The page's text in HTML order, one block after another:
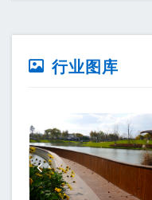
行业图库